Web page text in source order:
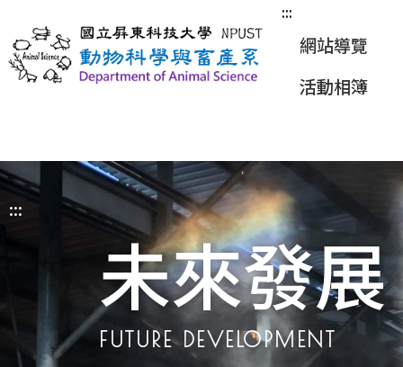
:::
網站導覽
活動相簿
:::
未來發展
FUTURE DEVELOPMENT